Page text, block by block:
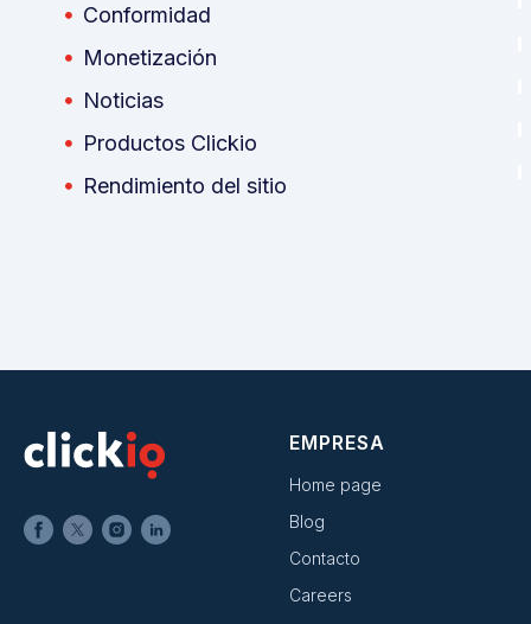
Conformidad
Monetización
Noticias
Productos Clickio
Rendimiento del sitio
EMPRESA
Home page
Blog
Contacto
Careers